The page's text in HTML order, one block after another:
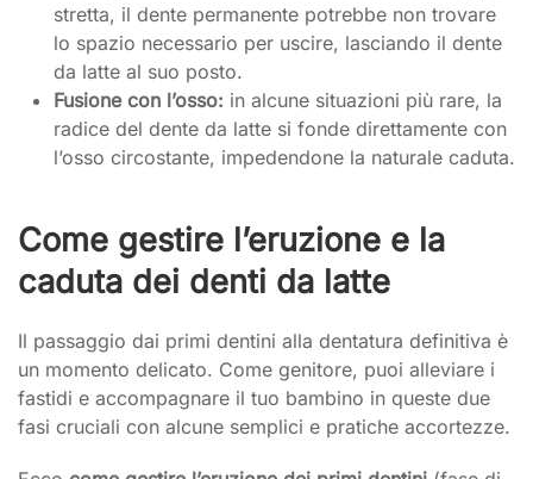
stretta, il dente permanente potrebbe non trovare
lo spazio necessario per uscire, lasciando il dente
da latte al suo posto.
Fusione con l’osso: in alcune situazioni più rare, la
radice del dente da latte si fonde direttamente con
l’osso circostante, impedendone la naturale caduta.
Come gestire l’eruzione e la
caduta dei denti da latte
Il passaggio dai primi dentini alla dentatura definitiva è
un momento delicato. Come genitore, puoi alleviare i
fastidi e accompagnare il tuo bambino in queste due
fasi cruciali con alcune semplici e pratiche accortezze.